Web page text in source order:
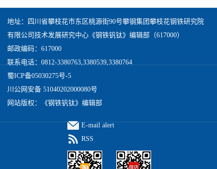
地址：四川省攀枝花市东区桃源街90号攀钢集团攀枝花钢铁研究院
有限公司技术发展研究中心《钢铁钒钛》编辑部（617000）
邮政编码：617000
联系电话：0812-3380763,3380539,3380764
蜀ICP备05030275号-5
川公网安备 51040202000080号
网站版权：《钢铁钒钛》编辑部
E-mail alert
RSS